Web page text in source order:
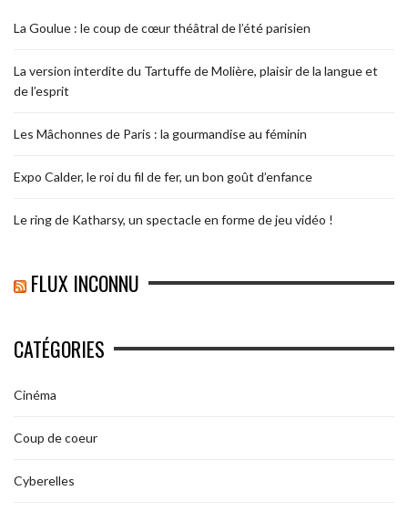
La Goulue : le coup de cœur théâtral de l’été parisien
La version interdite du Tartuffe de Molière, plaisir de la langue et
de l’esprit
Les Mâchonnes de Paris : la gourmandise au féminin
Expo Calder, le roi du fil de fer, un bon goût d’enfance
Le ring de Katharsy, un spectacle en forme de jeu vidéo !
FLUX INCONNU
CATÉGORIES
Cinéma
Coup de coeur
Cyberelles